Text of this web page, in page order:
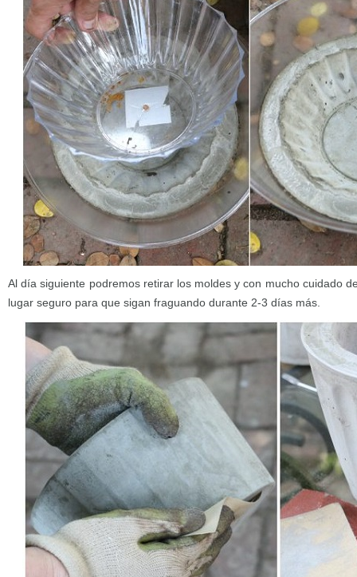
Al día siguiente podremos retirar los moldes y con mucho cuidado
lugar seguro para que sigan fraguando durante 2-3 días más.